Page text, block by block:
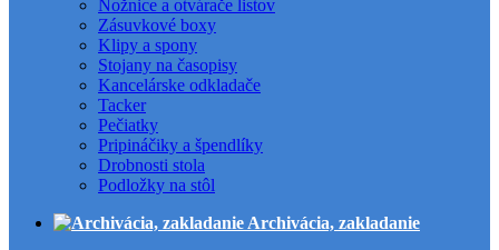
Nožnice a otvárače listov
Zásuvkové boxy
Klipy a spony
Stojany na časopisy
Kancelárske odkladače
Tacker
Pečiatky
Pripináčiky a špendlíky
Drobnosti stola
Podložky na stôl
Archivácia, zakladanie